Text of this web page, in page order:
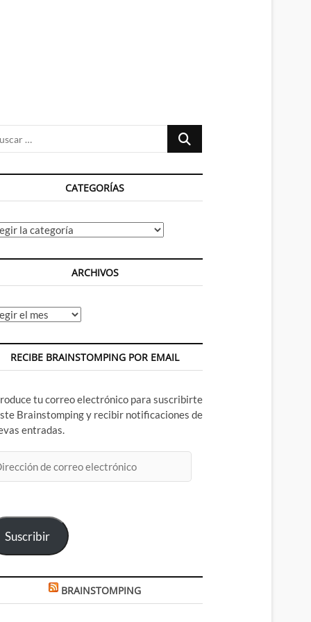
Buscar
CATEGORÍAS
ARCHIVOS
RECIBE BRAINSTOMPING POR EMAIL
tu correo electrónico para suscribirte
Brainstomping y recibir notificaciones de
entradas.
Suscribir
BRAINSTOMPING